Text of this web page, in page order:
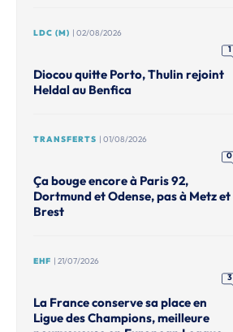
LDC (M) | 02/08/2026
1
Diocou quitte Porto, Thulin rejoint
Heldal au Benfica
TRANSFERTS | 01/08/2026
0
Ça bouge encore à Paris 92,
Dortmund et Odense, pas à Metz et
Brest
EHF | 21/07/2026
3
La France conserve sa place en
Ligue des Champions, meilleure